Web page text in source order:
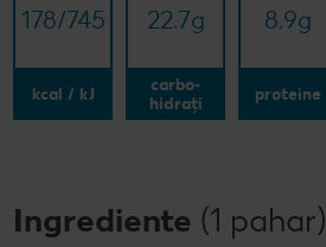
178/​745
kcal / kJ
22.7g
carbo-
hidrați
8.9g
proteine
Ingrediente (1 pahar)